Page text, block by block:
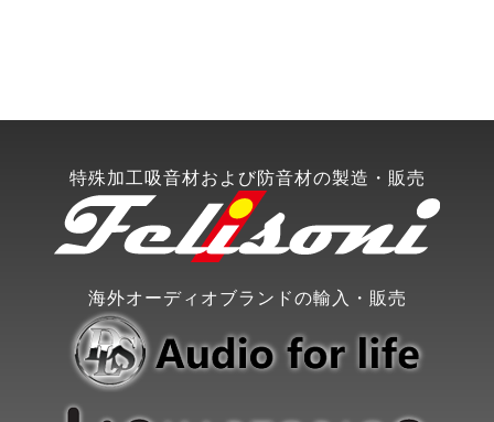
特殊加工吸音材および防音材の製造・販売
海外オーディオブランドの輸入・販売